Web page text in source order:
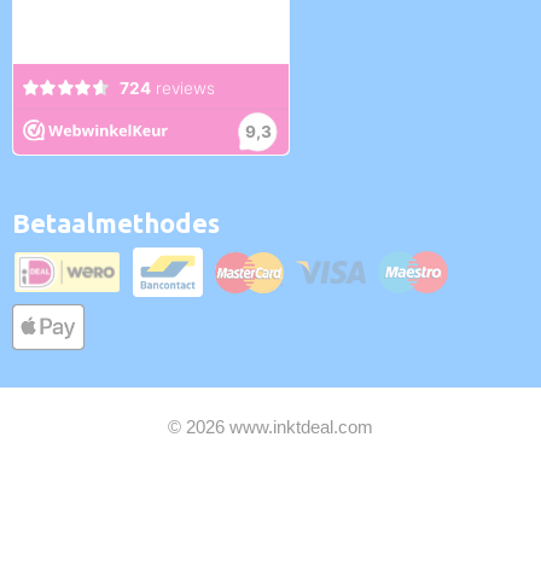
Betaalmethodes
© 2026 www.inktdeal.com